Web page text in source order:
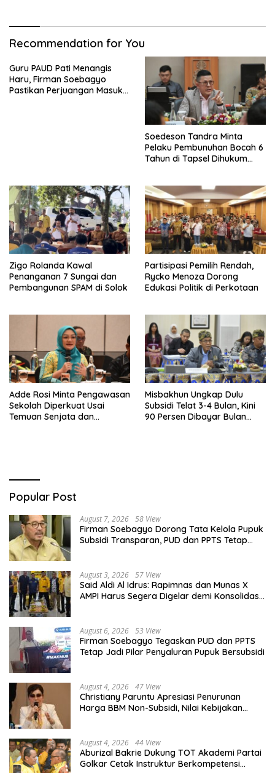
Recommendation for You
Guru PAUD Pati Menangis
Haru, Firman Soebagyo
Pastikan Perjuangan Masuk
Soedeson Tandra Minta
Pelaku Pembunuhan Bocah 6
Tahun di Tapsel Dihukum
Zigo Rolanda Kawal
Penanganan 7 Sungai dan
Pembangunan SPAM di Solok
Partisipasi Pemilih Rendah,
Rycko Menoza Dorong
Edukasi Politik di Perkotaan
Adde Rosi Minta Pengawasan
Sekolah Diperkuat Usai
Temuan Senjata dan
Misbakhun Ungkap Dulu
Subsidi Telat 3-4 Bulan, Kini
90 Persen Dibayar Bulan
Popular Post
August 7, 2026 58 View
Firman Soebagyo Dorong Tata Kelola Pupuk
Subsidi Transparan, PUD dan PPTS Tetap
August 3, 2026 57 View
Said Aldi Al Idrus: Rapimnas dan Munas X
AMPI Harus Segera Digelar demi Konsolidasi
August 6, 2026 53 View
Firman Soebagyo Tegaskan PUD dan PPTS
Tetap Jadi Pilar Penyaluran Pupuk Bersubsidi
August 4, 2026 47 View
Christiany Paruntu Apresiasi Penurunan
Harga BBM Non-Subsidi, Nilai Kebijakan
August 4, 2026 44 View
Aburizal Bakrie Dukung TOT Akademi Partai
Golkar Cetak Instruktur Berkompetensi